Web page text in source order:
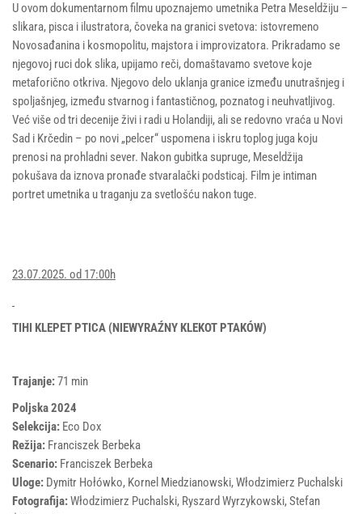
U ovom dokumentarnom filmu upoznajemo umetnika Petra Meseldžiju –
slikara, pisca i ilustratora, čoveka na granici svetova: istovremeno
Novosađanina i kosmopolitu, majstora i improvizatora. Prikradamo se
njegovoj ruci dok slika, upijamo reči, domaštavamo svetove koje
metaforično otkriva. Njegovo delo uklanja granice između unutrašnjeg i
spoljašnjeg, između stvarnog i fantastičnog, poznatog i neuhvatljivog.
Već više od tri decenije živi i radi u Holandiji, ali se redovno vraća u Novi
Sad i Krčedin – po novi „pelcer“ uspomena i iskru toplog juga koju
prenosi na prohladni sever. Nakon gubitka supruge, Meseldžija
pokušava da iznova pronađe stvaralački podsticaj. Film je intiman
portret umetnika u traganju za svetlošću nakon tuge.
23.07.2025. od 17:00h
TIHI KLEPET PTICA (NIEWYRAŹNY KLEKOT PTAKÓW)
Trajanje:71 min
Poljska 2024
Selekcija: Eco Dox
Režija: Franciszek Berbeka
Scenario: Franciszek Berbeka
Uloge: Dymitr Hołówko, Kornel Miedzianowski, Włodzimierz Puchalski
Fotografija:Włodzimierz Puchalski, Ryszard Wyrzykowski, Stefan